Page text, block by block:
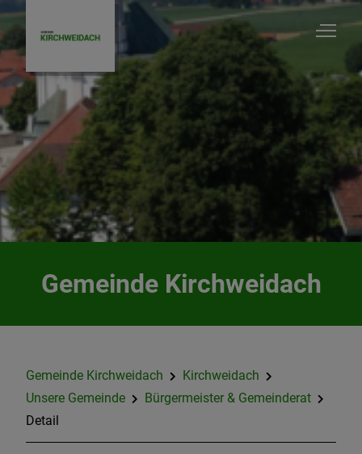
Gemeinde Kirchweidach
Gemeinde Kirchweidach
Kirchweidach
Unsere Gemeinde
Bürgermeister & Gemeinderat
Detail